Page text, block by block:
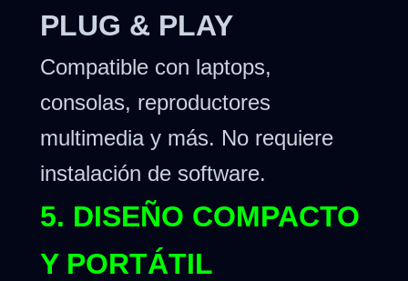
PLUG & PLAY
Compatible con laptops,
consolas, reproductores
multimedia y más. No requiere
instalación de software.
5. DISEÑO COMPACTO
Y PORTÁTIL